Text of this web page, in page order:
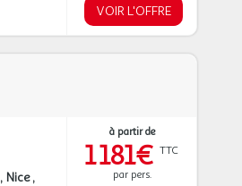
VOIR L'OFFRE
Nice
à partir de
1 181€ TTC
par pers.